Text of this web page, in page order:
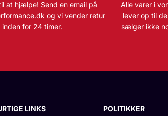
at hjælpe! Send en email på
og vi vender retur
inden for 24 timer.
Alle varer i
lever op til
sælger ikke
LINKS POLITIKKER